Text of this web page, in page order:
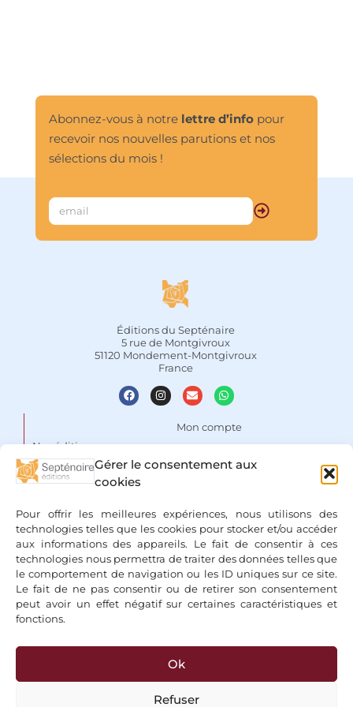
Gérer le consentement aux
cookies
Pour offrir les meilleures expériences, nous utilisons des
technologies telles que les cookies pour stocker et/ou accéder
aux informations des appareils. Le fait de consentir à ces
technologies nous permettra de traiter des données telles que
le comportement de navigation ou les ID uniques sur ce site.
Le fait de ne pas consentir ou de retirer son consentement
peut avoir un effet négatif sur certaines caractéristiques et
fonctions.
Ok
Refuser
Abonnez-vous à notre lettre d’infopour
recevoir nos nouvelles parutions et nos
sélections du mois !
Éditions du Septénaire
5 rue de Montgivroux
51120 Mondement-Montgivroux
France
Nos éditions
Auteurs
Espace libraires
Nous contacter
Mon compte
Conditions Générales de
Vente
Mentions légales & Politique
de confidentialité
+ Bancontact, Klarna, Paypal